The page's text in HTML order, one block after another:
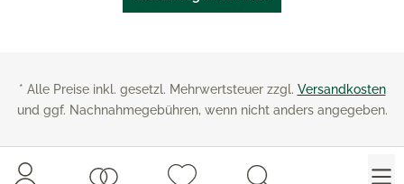
* Alle Preise inkl. gesetzl. Mehrwertsteuer zzgl. Versandkosten
und ggf. Nachnahmegebühren, wenn nicht anders angegeben.